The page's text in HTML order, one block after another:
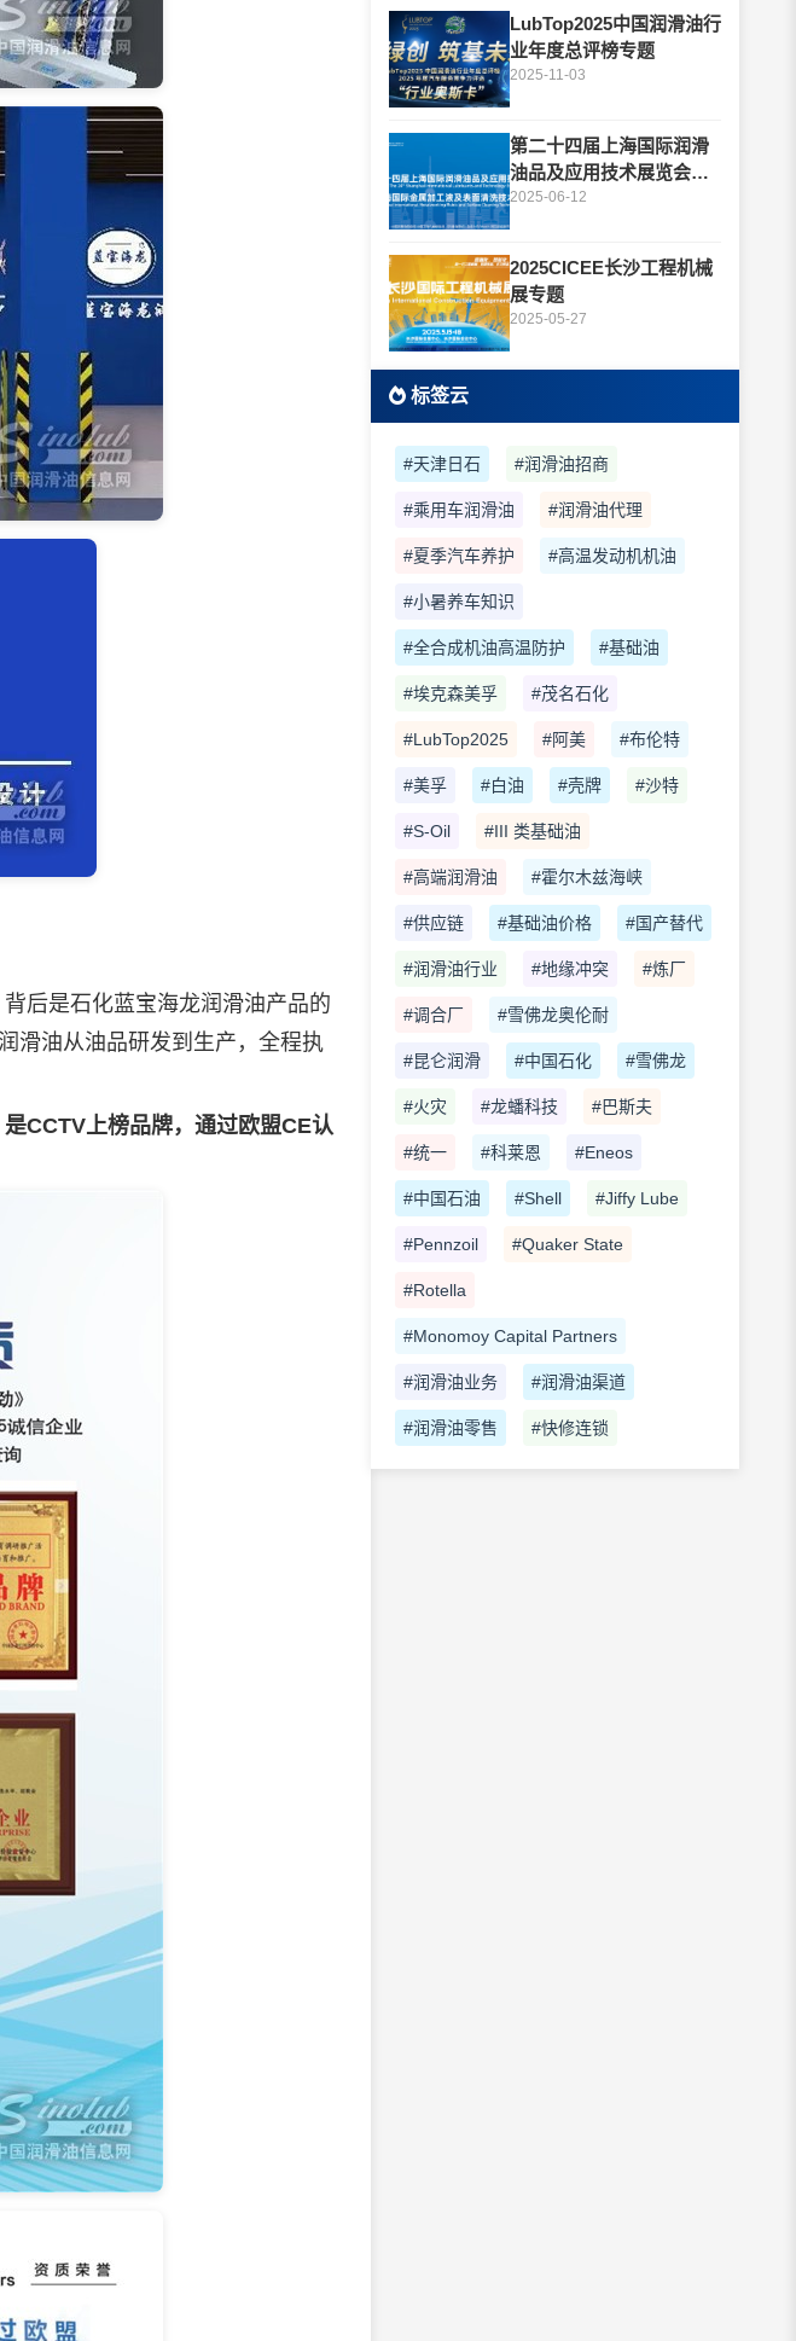
后是石化蓝宝海龙润滑油产品的
润滑油从油品研发到生产，全程执
CCTV上榜品牌，通过欧盟CE认
LubTop2025中国润滑油行
业年度总评榜专题
2025-11-03
第二十四届上海国际润滑
油品及应用技术展览会专
题
2025-06-12
2025CICEE长沙工程机械
展专题
2025-05-27
标签云
#天津日石 #润滑油招商
#乘用车润滑油 #润滑油代理
#夏季汽车养护 #高温发动机机油
#小暑养车知识
#全合成机油高温防护 #基础油
#埃克森美孚 #茂名石化
#LubTop2025 #阿美 #布伦特
#美孚 #白油 #壳牌 #沙特
#S-Oil #III 类基础油
#高端润滑油 #霍尔木兹海峡
#供应链 #基础油价格 #国产替代
#润滑油行业 #地缘冲突 #炼厂
#调合厂 #雪佛龙奥伦耐
#昆仑润滑 #中国石化 #雪佛龙
#火灾 #龙蟠科技 #巴斯夫
#统一 #科莱恩 #Eneos
#中国石油 #Shell #Jiffy Lube
#Pennzoil #Quaker State
#Rotella
#Monomoy Capital Partners
#润滑油业务 #润滑油渠道
#润滑油零售 #快修连锁